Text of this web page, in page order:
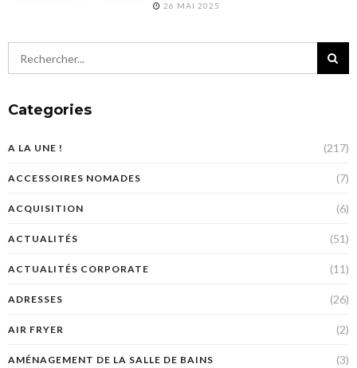
26 MAI 2025
Categories
A LA UNE ! (217)
ACCESSOIRES NOMADES (7)
ACQUISITION (6)
ACTUALITÉS (51)
ACTUALITÉS CORPORATE (11)
ADRESSES (26)
AIR FRYER (2)
AMÉNAGEMENT DE LA SALLE DE BAINS (3)